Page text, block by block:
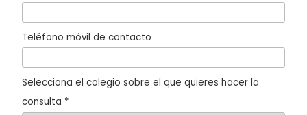
Teléfono móvil de contacto
Selecciona el colegio sobre el que quieres hacer la
consulta *